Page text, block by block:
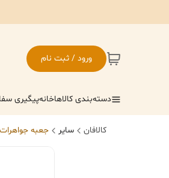
ورود / ثبت نام
دسته‌بندی کالاهاخانهپیگیری
کالافان سایر جعبه جواهرات